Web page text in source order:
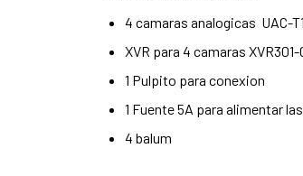
4 camaras analogicas UAC-
XVR para 4 camaras
1 Pulpito para conexion
1 Fuente 5A para alimentar
4 balum